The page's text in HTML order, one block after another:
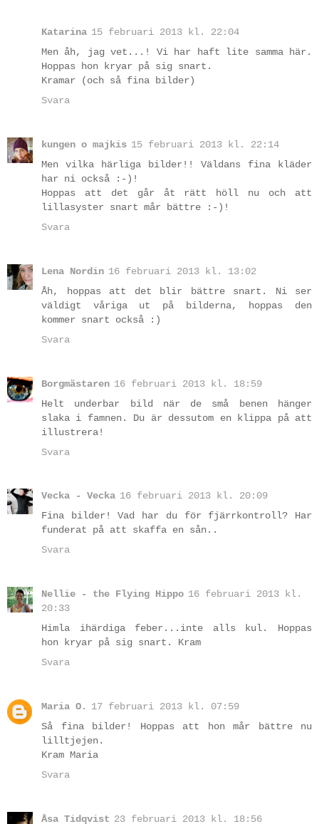
Katarina 15 februari 2013 kl. 22:04
Men åh, jag vet...! Vi har haft lite samma här.
Hoppas hon kryar på sig snart.
Kramar (och så fina bilder)
Svara
kungen o majkis 15 februari 2013 kl. 22:14
Men vilka härliga bilder!! Väldans fina kläder
har ni också :-)!
Hoppas att det går åt rätt höll nu och att
lillasyster snart mår bättre :-)!
Svara
Lena Nordin 16 februari 2013 kl. 13:02
Åh, hoppas att det blir bättre snart. Ni ser
väldigt våriga ut på bilderna, hoppas den
kommer snart också :)
Svara
Borgmästaren 16 februari 2013 kl. 18:59
Helt underbar bild när de små benen hänger
slaka i famnen. Du är dessutom en klippa på att
illustrera!
Svara
Vecka - Vecka 16 februari 2013 kl. 20:09
Fina bilder! Vad har du för fjärrkontroll? Har
funderat på att skaffa en sån..
Svara
Nellie - the Flying Hippo 16 februari 2013 kl.
20:33
Himla ihärdiga feber...inte alls kul. Hoppas
hon kryar på sig snart. Kram
Svara
Maria O.
17 februari 2013 kl. 07:59
Så fina bilder! Hoppas att hon mår bättre nu
lilltjejen.
Kram Maria
Svara
Åsa Tidqvist 23 februari 2013 kl. 18:56